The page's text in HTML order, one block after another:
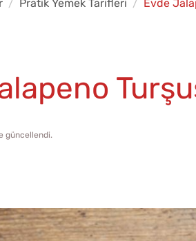
Pratik Yemek Tarifleri Evde
güncellendi.